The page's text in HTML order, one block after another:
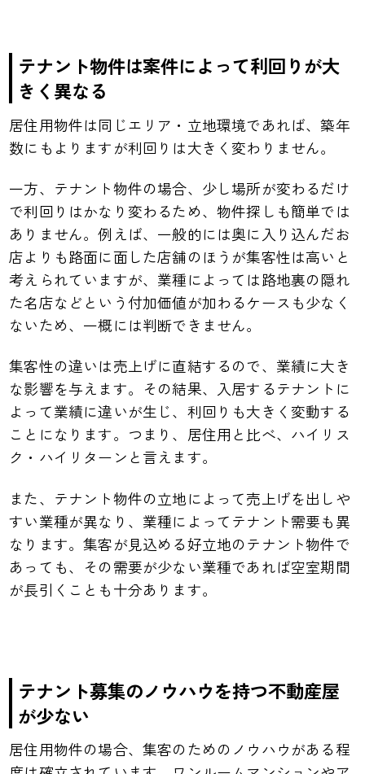
テナント物件は案件によって利回りが大
きく異なる
居住用物件は同じエリア・立地環境であれば、築年
数にもよりますが利回りは大きく変わりません。
一方、テナント物件の場合、少し場所が変わるだけ
で利回りはかなり変わるため、物件探しも簡単では
ありません。例えば、一般的には奥に入り込んだお
店よりも路面に面した店舗のほうが集客性は高いと
考えられていますが、業種によっては路地裏の隠れ
た名店などという付加価値が加わるケースも少なく
ないため、一概には判断できません。
集客性の違いは売上げに直結するので、業績に大き
な影響を与えます。その結果、入居するテナントに
よって業績に違いが生じ、利回りも大きく変動する
ことになります。つまり、居住用と比べ、ハイリス
ク・ハイリターンと言えます。
また、テナント物件の立地によって売上げを出しや
すい業種が異なり、業種によってテナント需要も異
なります。集客が見込める好立地のテナント物件で
あっても、その需要が少ない業種であれば空室期間
が長引くことも十分あります。
テナント募集のノウハウを持つ不動産屋
が少ない
居住用物件の場合、集客のためのノウハウがある程